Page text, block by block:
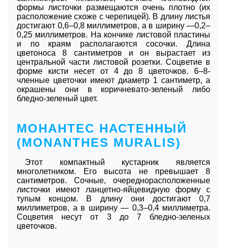
формы листочки размещаются очень плотно (их
расположение схоже с черепицей). В длину листья
достигают 0,6–0,8 миллиметров, а в ширину ―0,2–
0,25 миллиметров. На кончике листовой пластины
и по краям располагаются сосочки. Длина
цветоноса 8 сантиметров и он вырастает из
центральной части листовой розетки. Соцветие в
форме кисти несет от 4 до 8 цветочков. 6–8-
членные цветочки имеют диаметр 1 сантиметр, а
окрашены они в коричневато-зеленый либо
бледно-зеленый цвет.
МОНАНТЕС НАСТЕННЫЙ
(MONANTHES MURALIS)
Этот компактный кустарник является
многолетником. Его высота не превышает 8
сантиметров. Сочные, очереднорасположенные
листочки имеют ланцетно-яйцевидную форму с
тупым концом. В длину они достигают 0,7
миллиметров, а в ширину ― 0,3–0,4 миллиметра.
Соцветия несут от 3 до 7 бледно-зеленых
цветочков.